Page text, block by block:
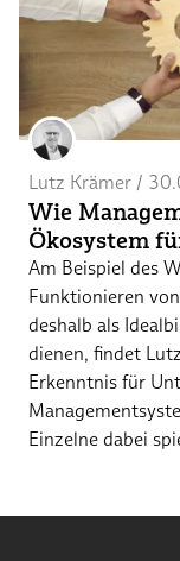
Lutz Krämer /
Wie
Ökosystem
Am Beispiel des
Funktionieren
deshalb als
dienen, findet
Erkenntnis für
Einzelne dabei